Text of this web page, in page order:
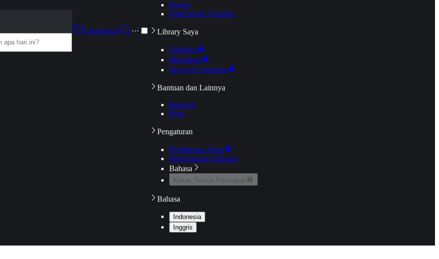
Langganan
···
Promo
Pakai Kode Voucher
Library Saya
Daftarku
Mengikuti
Riwayat Tontonan
Bantuan dan Lainnya
Bantuan
Blog
Pengaturan
Pengaturan Akun
Pemeriksaan Jaringan
Bahasa
Keluar Semua Perangkat
Bahasa
Indonesia
Inggris